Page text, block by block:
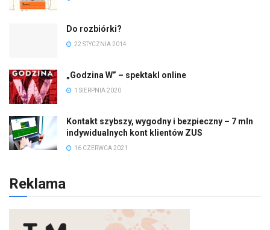
Do rozbiórki?
22 STYCZNIA 2014
„Godzina W” – spektakl online
1 SIERPNIA 2020
Kontakt szybszy, wygodny i bezpieczny – 7 mln
indywidualnych kont klientów ZUS
16 CZERWCA 2021
Reklama